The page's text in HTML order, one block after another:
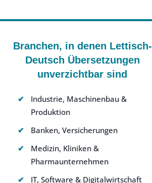
Branchen, in denen Lettisch-
Deutsch Übersetzungen
unverzichtbar sind
Industrie, Maschinenbau &
Produktion
Banken, Versicherungen
Medizin, Kliniken &
Pharmaunternehmen
IT, Software & Digitalwirtschaft